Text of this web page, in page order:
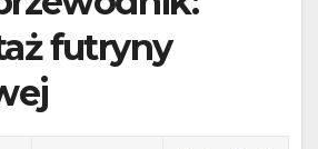
futryny